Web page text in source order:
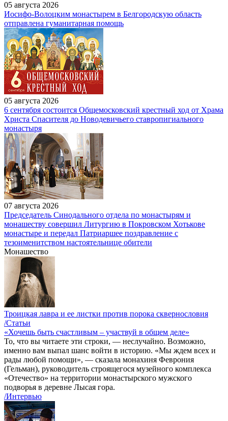
05 августа 2026
Иосифо-Волоцким монастырем в Белгородскую область
отправлена гуманитарная помощь
05 августа 2026
6 сентября состоится Общемосковский крестный ход от Храма
Христа Спасителя до Новодевичьего ставропигиального
монастыря
07 августа 2026
Председатель Синодального отдела по монастырям и
монашеству совершил Литургию в Покровском Хотькове
монастыре и передал Патриаршее поздравление с
тезоименитством настоятельнице обители
Монашество
Троицкая лавра и ее листки против порока сквернословия
/Статьи
«Хочешь быть счастливым – участвуй в общем деле»
То, что вы читаете эти строки, — неслучайно. Возможно,
именно вам выпал шанс войти в историю. «Мы ждем всех и
рады любой помощи», — сказала монахиня Феврония
(Гельман), руководитель строящегося музейного комплекса
«Отечество» на территории монастырского мужского
подворья в деревне Лысая гора.
/Интервью